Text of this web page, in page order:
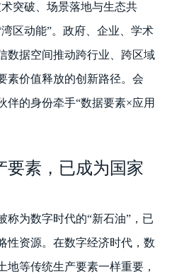
突破、场景落地与生态共
区动能”。政府、企业、学术
数据空间推动跨行业、跨区域
素价值释放的创新路径。会
伴的身份牵手“数据要素×应用
要素，已成为国家
称为数字时代的“新石油”，已
性资源。在数字经济时代，数
地等传统生产要素一样重要，